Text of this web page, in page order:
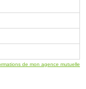
de mon agence mutuelle